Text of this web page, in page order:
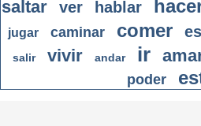
saltar
ver hablar
jugar caminar comer
salir vivir andar ir
poder